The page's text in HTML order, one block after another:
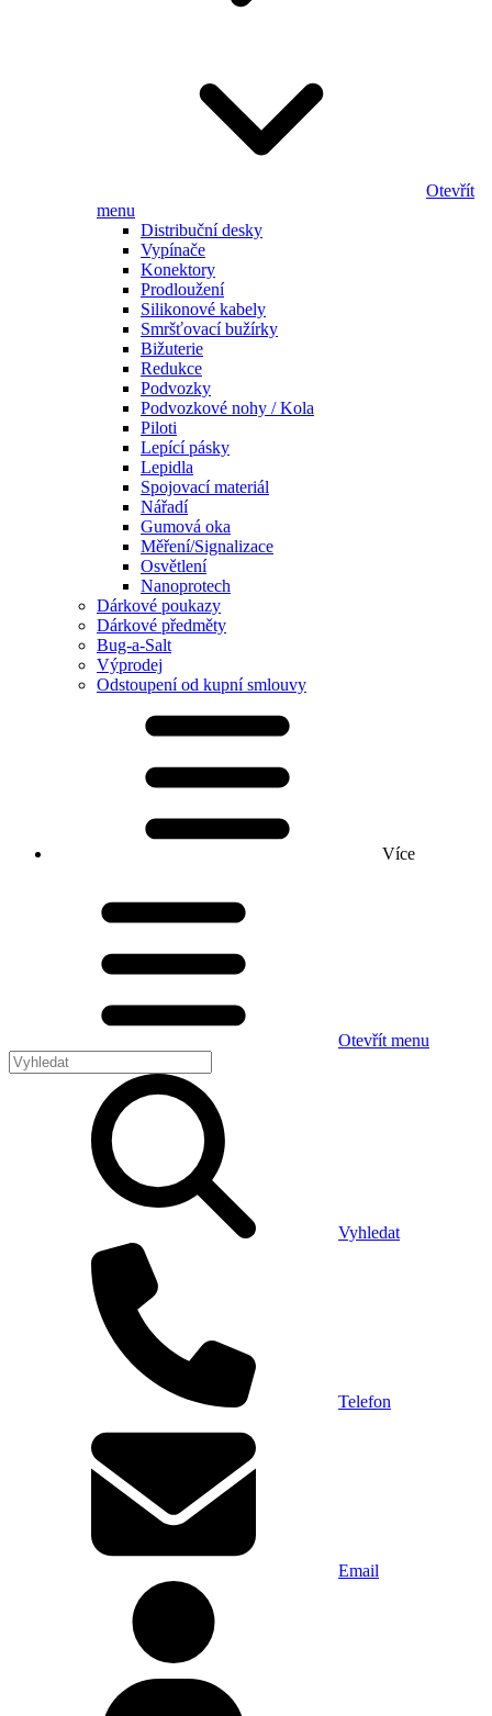
Otevřít
menu
Distribuční desky
Vypínače
Konektory
Prodloužení
Silikonové kabely
Smršťovací bužírky
Bižuterie
Redukce
Podvozky
Podvozkové nohy / Kola
Piloti
Lepící pásky
Lepidla
Spojovací materiál
Nářadí
Gumová oka
Měření/Signalizace
Osvětlení
Nanoprotech
Dárkové poukazy
Dárkové předměty
Bug-a-Salt
Výprodej
Odstoupení od kupní smlouvy
Více
Otevřít menu
Vyhledat
Telefon
Email